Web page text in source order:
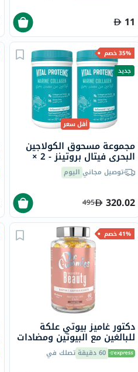
11
35% خصم
جديد
أقل سعر
مجموعة مسحوق الكولاجين
البحري فيتال بروتينز - 2 ×
221 جرامتوصيل مجاني اليوم
320.02
495
41% خصم
دكتور غاميز بيوتي علكة
للبالغين مع البيوتين ومضادات
الأكسدة، حزمة من 60
60 دقيقة تصلك في